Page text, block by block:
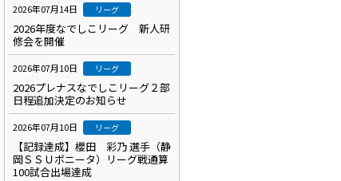
2026年07月14日 リーグ
2026年度なでしこリーグ 新人研
修会を開催
2026年07月10日 リーグ
2026プレナスなでしこリーグ２部
日程追加決定のお知らせ
2026年07月10日 リーグ
【記録達成】櫻田 彩乃 選手（静
岡ＳＳＵボニータ）リーグ戦通算
100試合出場達成